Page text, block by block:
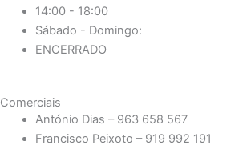
14:00 - 18:00
Sábado - Domingo:
ENCERRADO
Comerciais
António Dias – 963 658 567
Francisco Peixoto – 919 992 191